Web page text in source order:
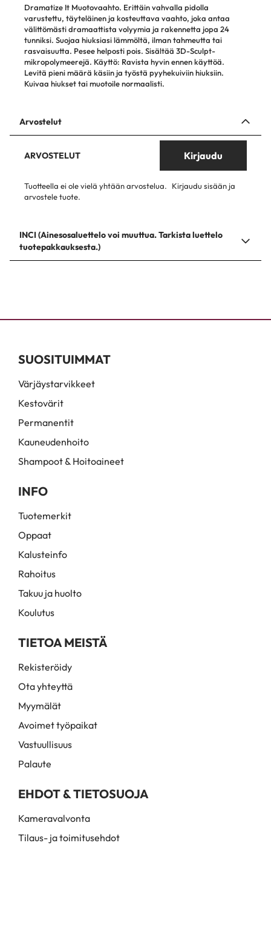
Dramatize It Muotovaahto. Erittäin vahvalla pidolla
varustettu, täyteläinen ja kosteuttava vaahto, joka antaa
välittömästi dramaattista volyymia ja rakennetta jopa 24
tunniksi. Suojaa hiuksiasi lämmöltä, ilman tahmeutta tai
rasvaisuutta. Pesee helposti pois. Sisältää 3D-Sculpt-
mikropolymeerejä. Käyttö: Ravista hyvin ennen käyttöä.
Levitä pieni määrä käsiin ja työstä pyyhekuiviin hiuksiin.
Kuivaa hiukset tai muotoile normaalisti.
Arvostelut
ARVOSTELUT Kirjaudu
Tuotteella ei ole vielä yhtään arvostelua.
Kirjaudu sisään ja
arvostele tuote.
INCI (Ainesosaluettelo voi muuttua. Tarkista luettelo
tuotepakkauksesta.)
SUOSITUIMMAT
Värjäystarvikkeet
Kestovärit
Permanentit
Kauneudenhoito
Shampoot & Hoitoaineet
INFO
Tuotemerkit
Oppaat
Kalusteinfo
Rahoitus
Takuu ja huolto
Koulutus
TIETOA MEISTÄ
Rekisteröidy
Ota yhteyttä
Myymälät
Avoimet työpaikat
Vastuullisuus
Palaute
EHDOT & TIETOSUOJA
Kameravalvonta
Tilaus- ja toimitusehdot